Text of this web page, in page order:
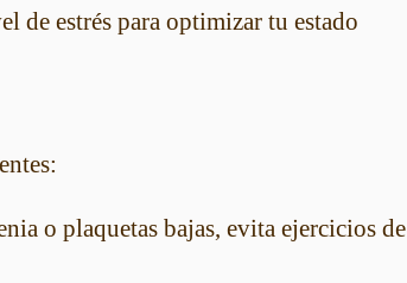
de estrés para optimizar tu estado
o plaquetas bajas, evita ejercicios de